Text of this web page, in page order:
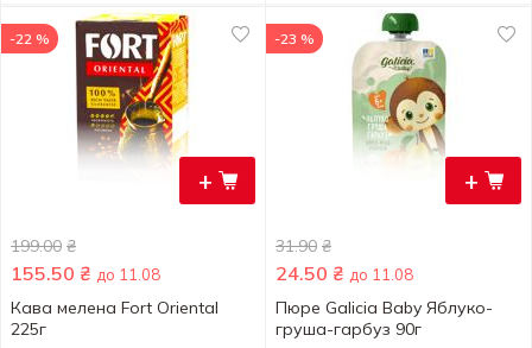
+
-22 %
199.00 ₴
155.50 ₴ до 11.08
Кава мелена Fort Oriental
225г
+
-23 %
31.90 ₴
24.50 ₴ до 11.08
Пюре Galicia Baby Яблуко-
груша-гарбуз 90г